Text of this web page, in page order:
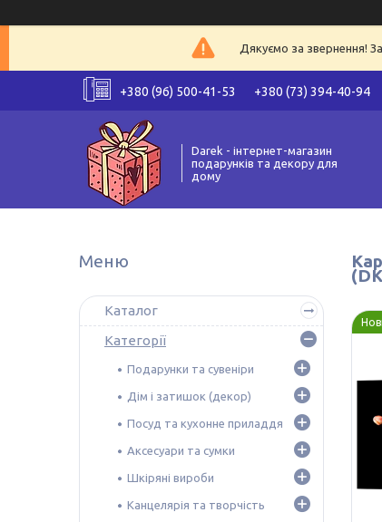
Дякуємо за звернення!
+380 (96) 500-41-53 +380 (73) 394-40-94
Darek - інтернет-магазин
подарунків та декору для
дому
Каталог
Категорії
Подарунки та сувеніри
Дім і затишок (декор)
Посуд та кухонне приладдя
Аксесуари та сумки
Шкіряні вироби
Канцелярія та творчість